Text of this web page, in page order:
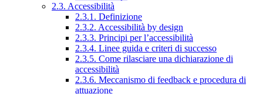
2.3. Accessibilità
2.3.1. Definizione
2.3.2. Accessibilità by design
2.3.3. Principi per l’accessibilità
2.3.4. Linee guida e criteri di successo
2.3.5. Come rilasciare una dichiarazione di
accessibilità
2.3.6. Meccanismo di feedback e procedura di
attuazione